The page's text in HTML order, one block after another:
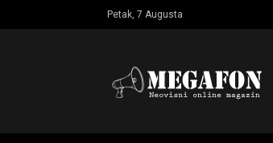
Petak, 7 Augusta